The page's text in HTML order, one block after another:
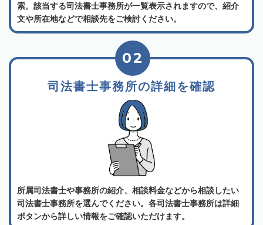
索。該当する司法書士事務所が一覧表示されますので、紹介
文や所在地などで相談先をご検討ください。
司法書士事務所の詳細を確認
02
所属司法書士や事務所の紹介、相談料金などから相談したい
司法書士事務所を選んでください。各司法書士事務所は詳細
ボタンから詳しい情報をご確認いただけます。